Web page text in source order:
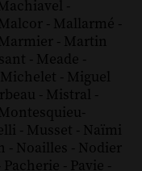
-
Malcor - Mallarmé -
Marmier - Martin
- Meade -
Michelet - Miguel
- Mistral -
Montesquieu-
- Musset - Naïmi
- Noailles - Nodier
Pacherie - Pavie -